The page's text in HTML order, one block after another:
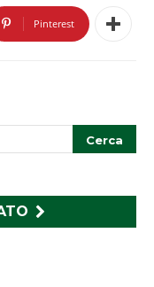
Pinterest